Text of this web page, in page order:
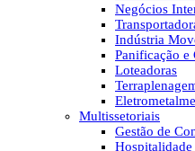
Negócios
Indústria
Panificação e
Loteadoras
Multissetoriais
Gestão de
Hospitalidade